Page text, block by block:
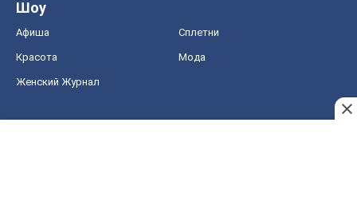
Шоу
Афиша Сплетни
Красота Мода
Женский Журнал